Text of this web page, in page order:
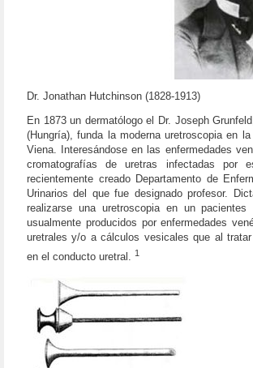
Dr. Jonathan Hutchinson (1828-1913)
En 1873 un dermatólogo el Dr. Joseph
(Hungría), funda la moderna uretroscopia en
Viena. Interesándose en las enfermedades
cromatografías de uretras infectadas por
recientemente creado Departamento de
Urinarios del que fue designado profesor.
realizarse una uretroscopia en un
usualmente producidos por enfermedades
uretrales y/o a cálculos vesicales que al
en el conducto uretral.
1